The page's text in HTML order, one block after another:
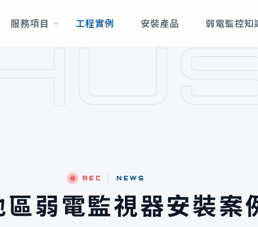
服務項目 工程實例 安裝產品 弱電監控知
REC NEWS
弱電監視器安裝案